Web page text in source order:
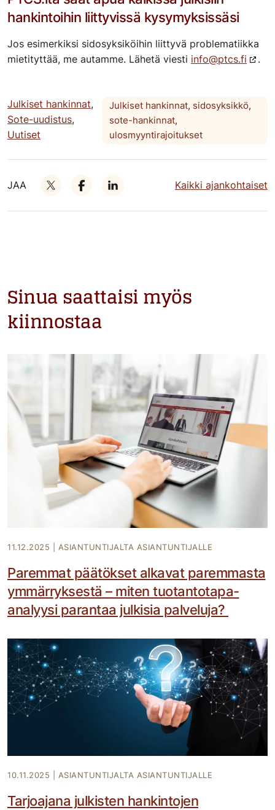
hankintoihin liittyvissä kysymyksissäsi
Jos esimerkiksi sidosyksiköihin liittyvä problematiikka
mietityttää, me autamme. Lähetä viesti info@ptcs.fi .
Julkiset hankinnat,
Sote-uudistus,
Uutiset
Julkiset hankinnat, sidosyksikkö,
sote-hankinnat,
ulosmyyntirajoitukset
JAA Kaikki ajankohtaiset
Sinua saattaisi myös
kiinnostaa
11.12.2025 ASIANTUNTIJALTA ASIANTUNTIJALLE
Paremmat päätökset alkavat paremmasta
ymmärryksestä – miten tuotantotapa-
analyysi parantaa julkisia palveluja?
10.11.2025 ASIANTUNTIJALTA ASIANTUNTIJALLE
Tarjoajana julkisten hankintojen